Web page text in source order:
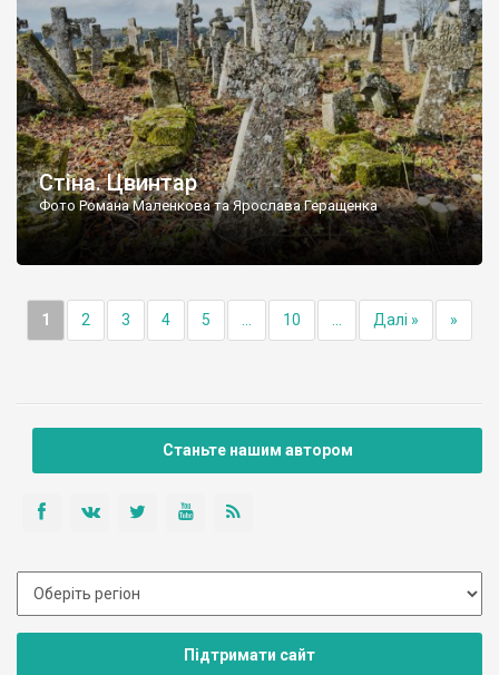
Стіна. Цвинтар
Фото Романа Маленкова та Ярослава Геращенка
1 2 3 4 5 10 Далі » »
Станьте нашим автором
Підтримати сайт